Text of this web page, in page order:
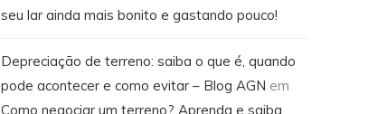
seu lar ainda mais bonito e gastando pouco!
Depreciação de terreno: saiba o que é, quando
pode acontecer e como evitar – Blog AGN em
Como negociar um terreno? Aprenda e saiba